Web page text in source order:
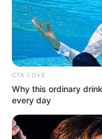
CTA LOVE
Why this ordinary
every day